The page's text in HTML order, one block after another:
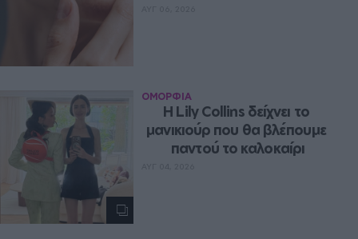
ΟΜΟΡΦΙΑ
Η Lily Collins δείχνει το
μανικιούρ που θα βλέπουμε
παντού το καλοκαίρι